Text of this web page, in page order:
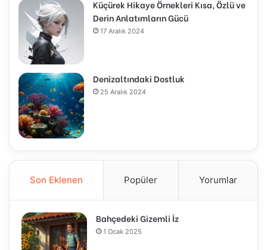
Küçürek Hikaye Örnekleri Kısa, Özlü ve
Derin Anlatımların Gücü
17 Aralık 2024
Denizaltındaki Dostluk
25 Aralık 2024
Son Eklenen Popüler Yorumlar
Bahçedeki Gizemli İz
1 Ocak 2025